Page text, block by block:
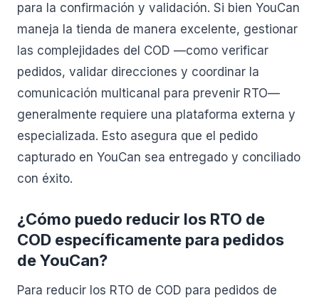
para la confirmación y validación. Si bien YouCan
maneja la tienda de manera excelente, gestionar
las complejidades del COD —como verificar
pedidos, validar direcciones y coordinar la
comunicación multicanal para prevenir RTO—
generalmente requiere una plataforma externa y
especializada. Esto asegura que el pedido
capturado en YouCan sea entregado y conciliado
con éxito.
¿Cómo puedo reducir los RTO de
COD específicamente para pedidos
de YouCan?
Para reducir los RTO de COD para pedidos de